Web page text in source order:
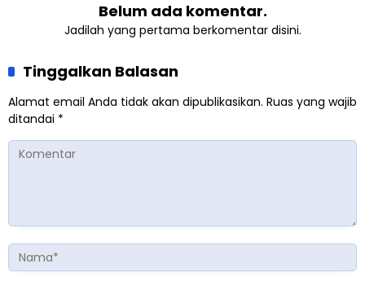
Belum ada komentar.
Jadilah yang pertama berkomentar disini.
Tinggalkan Balasan
Alamat email Anda tidak akan dipublikasikan. Ruas yang wajib
ditandai *